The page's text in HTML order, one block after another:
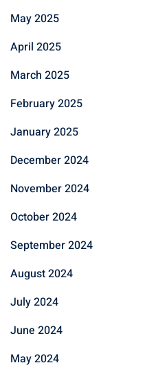
May 2025
April 2025
March 2025
February 2025
January 2025
December 2024
November 2024
October 2024
September 2024
August 2024
July 2024
June 2024
May 2024